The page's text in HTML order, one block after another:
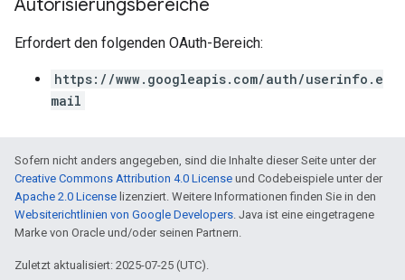
Autorisierungsbereiche
Erfordert den folgenden OAuth-Bereich:
https://www.googleapis.com/auth/userinfo.e
mail
Sofern nicht anders angegeben, sind die Inhalte dieser Seite unter der
Creative Commons Attribution 4.0 License und Codebeispiele unter der
Apache 2.0 License lizenziert. Weitere Informationen finden Sie in den
Websiterichtlinien von Google Developers. Java ist eine eingetragene
Marke von Oracle und/oder seinen Partnern.
Zuletzt aktualisiert: 2025-07-25 (UTC).